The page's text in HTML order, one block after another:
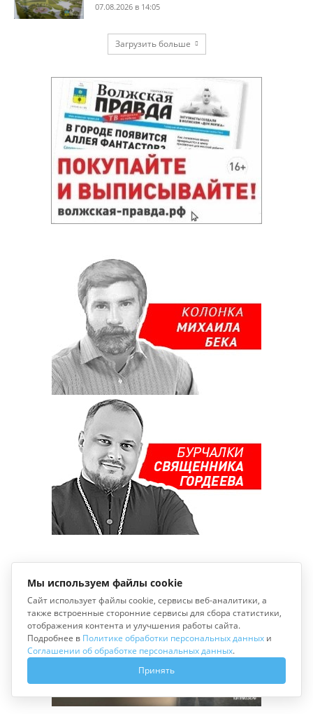
07.08.2026 в 14:05
Загрузить больше
Мы используем файлы cookie
Сайт использует файлы cookie, сервисы веб-аналитики, а
также встроенные сторонние сервисы для сбора статистики,
отображения контента и улучшения работы сайта.
Подробнее в Политике обработки персональных данных и
Соглашении об обработке персональных данных.
Принять